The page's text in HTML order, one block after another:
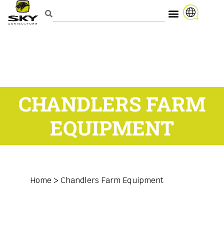
CHANDLERS FARM
EQUIPMENT
Home > Chandlers Farm Equipment